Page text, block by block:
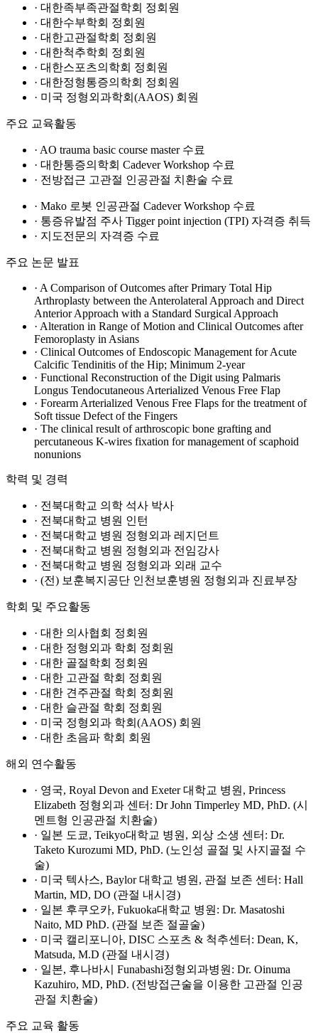
· 대한족부족관절학회 정회원
· 대한수부학회 정회원
· 대한고관절학회 정회원
· 대한척추학회 정회원
· 대한스포츠의학회 정회원
· 대한정형통증의학회 정회원
· 미국 정형외과학회(AAOS) 회원
주요 교육활동
· AO trauma basic course master 수료
· 대한통증의학회 Cadever Workshop 수료
· 전방접근 고관절 인공관절 치환술 수료
· Mako 로봇 인공관절 Cadever Workshop 수료
· 통증유발점 주사 Tigger point injection (TPI) 자격증 취득
· 지도전문의 자격증 수료
주요 논문 발표
· A Comparison of Outcomes after Primary Total Hip
Arthroplasty between the Anterolateral Approach and Direct
Anterior Approach with a Standard Surgical Approach
· Alteration in Range of Motion and Clinical Outcomes after
Femoroplasty in Asians
· Clinical Outcomes of Endoscopic Management for Acute
Calcific Tendinitis of the Hip; Minimum 2-year
· Functional Reconstruction of the Digit using Palmaris
Longus Tendocutaneous Arterialized Venous Free Flap
· Forearm Arterialized Venous Free Flaps for the treatment of
Soft tissue Defect of the Fingers
· The clinical result of arthroscopic bone grafting and
percutaneous K-wires fixation for management of scaphoid
nonunions
학력 및 경력
· 전북대학교 의학 석사 박사
· 전북대학교 병원 인턴
· 전북대학교 병원 정형외과 레지던트
· 전북대학교 병원 정형외과 전임강사
· 전북대학교 병원 정형외과 외래 교수
· (전) 보훈복지공단 인천보훈병원 정형외과 진료부장
학회 및 주요활동
· 대한 의사협회 정회원
· 대한 정형외과 학회 정회원
· 대한 골절학회 정회원
· 대한 고관절 학회 정회원
· 대한 견주관절 학회 정회원
· 대한 슬관절 학회 정회원
· 미국 정형외과 학회(AAOS) 회원
· 대한 초음파 학회 회원
해외 연수활동
· 영국, Royal Devon and Exeter 대학교 병원, Princess
Elizabeth 정형외과 센터: Dr John Timperley MD, PhD. (시
멘트형 인공관절 치환술)
· 일본 도쿄, Teikyo대학교 병원, 외상 소생 센터: Dr.
Taketo Kurozumi MD, PhD. (노인성 골절 및 사지골절 수
술)
· 미국 텍사스, Baylor 대학교 병원, 관절 보존 센터: Hall
Martin, MD, DO (관절 내시경)
· 일본 후쿠오카, Fukuoka대학교 병원: Dr. Masatoshi
Naito, MD PhD. (관절 보존 절골술)
· 미국 캘리포니아, DISC 스포츠 & 척추센터: Dean, K,
Matsuda, M.D (관절 내시경)
· 일본, 후나바시 Funabashi정형외과병원: Dr. Oinuma
Kazuhiro, MD, PhD. (전방접근술을 이용한 고관절 인공
관절 치환술)
주요 교육 활동